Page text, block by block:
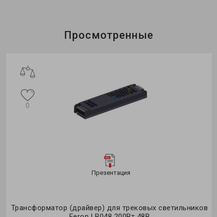
Просмотренные
Презентация
Трансформатор (драйвер) для трековых светильников
0